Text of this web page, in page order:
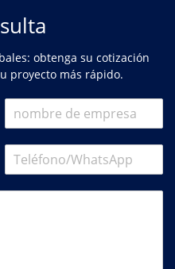
obtenga su cotización
proyecto más rápido.